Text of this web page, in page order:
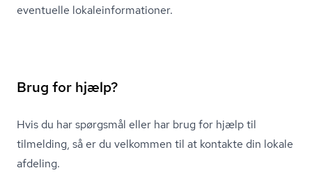
eventuelle lo­ka­le­in­for­ma­tio­ner.
Brug for hjælp?
Hvis du har spørgsmål eller har brug for hjælp til
tilmelding, så er du velkommen til at kontakte din lokale
afdeling.